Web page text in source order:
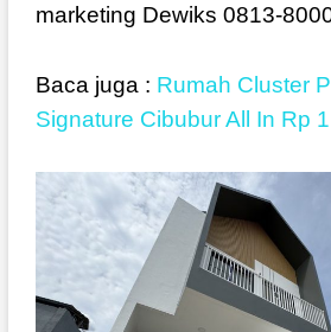
marketing Dewiks 0813-
Baca juga : Rumah Cluster
Signature Cibubur All In Rp